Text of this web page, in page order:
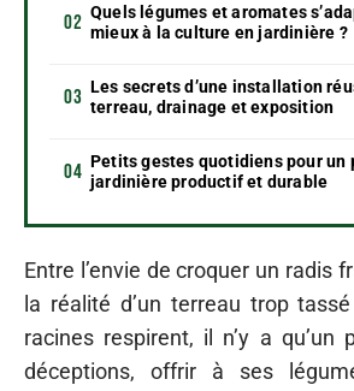
Quels légumes et aromates
mieux à la culture en jardinière ?
Les secrets d’une installation
terreau, drainage et exposition
Petits gestes quotidiens pour un
jardinière productif et durable
Entre l’envie de croquer un radis
la réalité d’un terreau trop
racines respirent, il n’y a qu’un
déceptions, offrir à ses